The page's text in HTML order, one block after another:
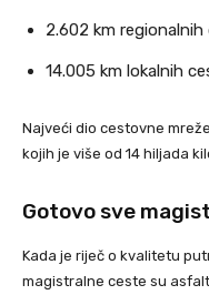
2.602 km
14.005 km lokalnih
Najveći dio cestovne
kojih je više od 14 hiljada
Gotovo sve
Kada je riječ o kvalitetu
magistralne ceste su